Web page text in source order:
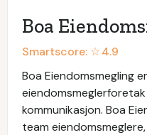
Boa
Smartscore: ☆4.9
Boa Eiendomsmegling
kommunikasjon. Boa
team